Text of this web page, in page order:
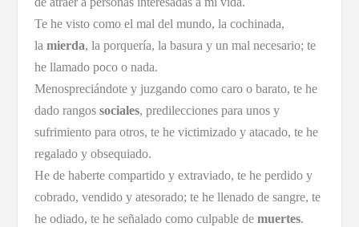
Te he visto como el mal del mundo, la cochinada,
la mierda, la porquería, la basura y un mal necesario; te
he llamado poco o nada.
Menospreciándote y juzgando como caro o barato, te he
dado rangos sociales, predilecciones para unos y
sufrimiento para otros, te he victimizado y atacado, te he
regalado y obsequiado.
He de haberte compartido y extraviado, te he perdido y
cobrado, vendido y atesorado; te he llenado de sangre, te
he odiado, te he señalado como culpable de muertes.